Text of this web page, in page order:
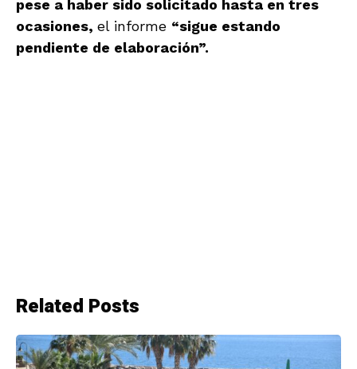
pese a haber sido solicitado hasta en tres
ocasiones, el informe “sigue estando
pendiente de elaboración”.
Related Posts